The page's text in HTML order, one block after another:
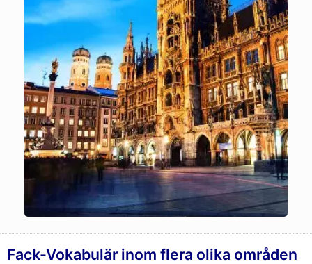
Fack-Vokabulär inom flera olika områden